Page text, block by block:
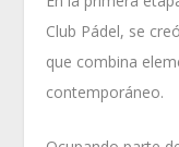
Club Pádel, se
que combina
contemporáneo.